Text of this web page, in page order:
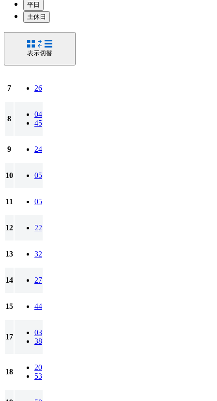
平日
土休日
表示切替
7 26
8
04
45
9 24
10 05
11 05
12 22
13 32
14 27
15 44
17
03
38
18
20
53